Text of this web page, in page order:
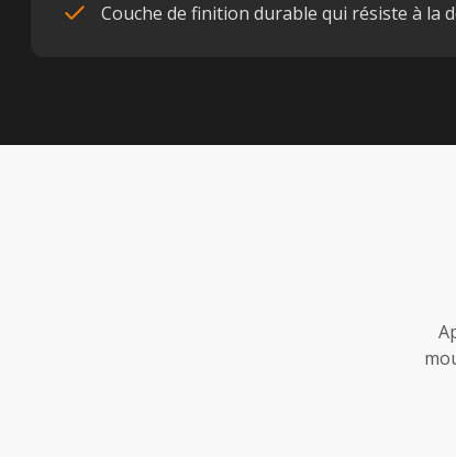
Couche de finition durable qui résiste à la